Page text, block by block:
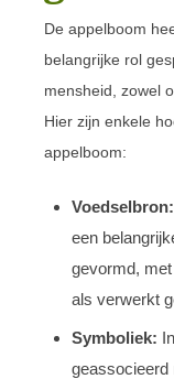
De appelboom
belangrijke rol
mensheid, zowel
Hier zijn enkele
appelboom:
Voedselbron:
een
gevormd,
als verwerkt
Symboliek:
geassocieerd